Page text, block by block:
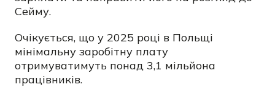
Сейму.
Очікується, що у 2025 році в Польщі
мінімальну заробітну плату
отримуватимуть понад 3,1 мільйона
працівників.